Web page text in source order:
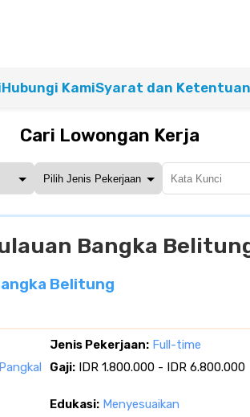
Hubungi KamiSyarat dan Ketentuan
Cari Lowongan Kerja
Bangka
Belitung
Jenis Pekerjaan: Full-time
Gaji: IDR 1.800.000 - IDR 6.800.000
Edukasi: Menyesuaikan